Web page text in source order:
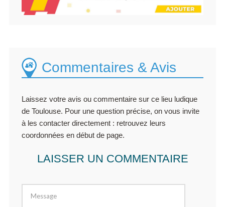
Commentaires & Avis
Laissez votre avis ou commentaire sur ce lieu ludique
de Toulouse. Pour une question précise, on vous invite
à les contacter directement : retrouvez leurs
coordonnées en début de page.
LAISSER UN COMMENTAIRE